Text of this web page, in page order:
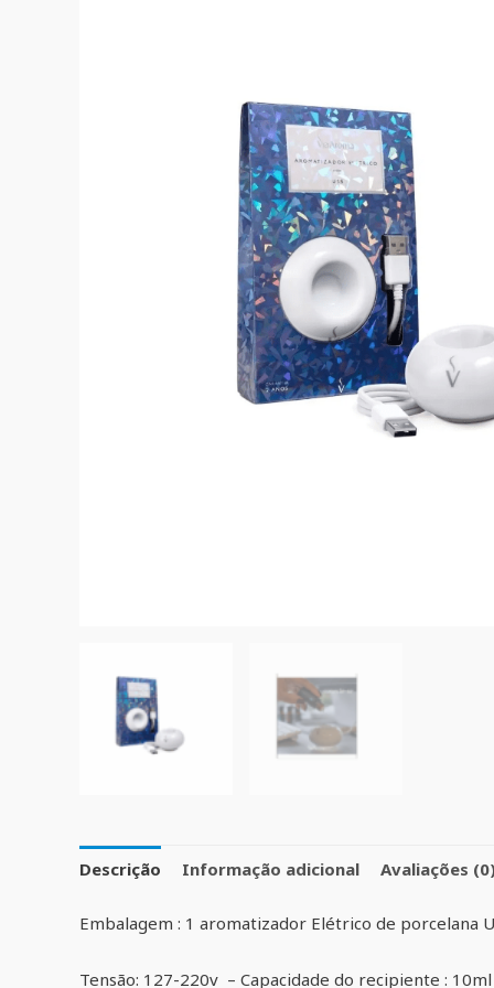
Descrição Informação adicional Avaliações
Embalagem : 1 aromatizador Elétrico de porcelana
Tensão: 127-220v – Capacidade do recipiente : 10ml